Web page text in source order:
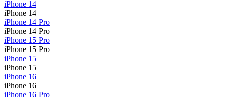
iPhone 14
iPhone 14
iPhone 14 Pro
iPhone 14 Pro
iPhone 15 Pro
iPhone 15 Pro
iPhone 15
iPhone 15
iPhone 16
iPhone 16
iPhone 16 Pro